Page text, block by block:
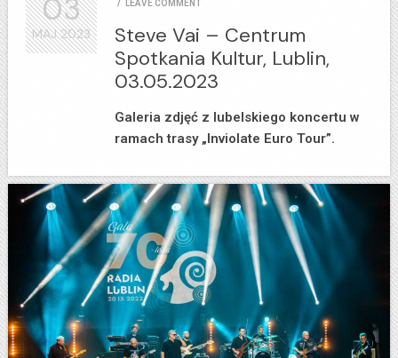
/ LEAVE COMMENT
Steve Vai – Centrum
Spotkania Kultur, Lublin,
03.05.2023
Galeria zdjęć z lubelskiego koncertu w
ramach trasy „Inviolate Euro Tour”.
03
MAJ2023